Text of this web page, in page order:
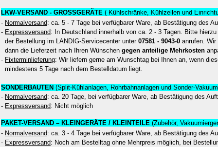
LKW-VERSAND - GROSSGERÄTE ( Kühlschränke, Kühlzellen und
- Normalversand: ca. 5 - 7 Tage bei verfügbarer Ware, ab Bestätigung des
- Expressversand: In Deutschland innerhalb von ca. 2 - 3 Tagen. Bitte
der Bestellung im LANDIG-Servicecenter unter 07581 - 9043-0 anrufen. Wir
dann die Lieferzeit nach Ihren Wünschen gegen anteilige Mehrkosten
- Fixterminlieferung: Wir liefern gerne am Wunschtag bei Ihnen an, wenn
mindestens 5 Tage nach dem Bestelldatum liegt.
SONDERBAUTEN (Split-Kühlanlagen, Rohrbahnanlagen und Sonder-
- Normalversand: ca. 20 Tage, bei verfügbarer Ware, ab Bestätigung des
- Expressversand: Nicht möglich
PAKET-VERSAND – KLEINGERÄTE / KLEINTEILE (Zubehör,
- Normalversand: ca. 3 - 4 Tage bei verfügbarer Ware, ab Bestätigung des
- Expressversand: Noch am Bestelltag ohne Mehrpreis möglich, bei